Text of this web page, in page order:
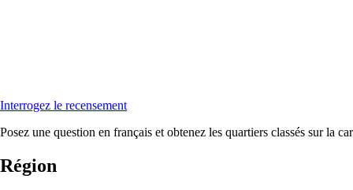
Interrogez le recensement
Posez une question en français et obtenez les quartiers classés sur la
Région